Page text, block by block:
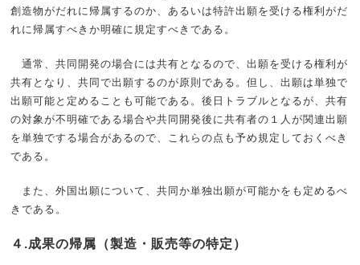
創造物がだれに帰属するのか、あるいは特許出願を受ける権利がだ
れに帰属すべきか明確に規定すべきである。
通常、共同開発の場合には共有となるので、出願を受ける権利が
共有となり、共同で出願するのが原則である。但し、出願は単独で
出願可能と定めることも可能である。後日トラブルとなるが、共有
の対象が不明確である場合や共同開発後に共有者の１人が関連出願
を単独でする場合があるので、これらの点も予め規定しておくべき
である。
また、外国出願について、共同か単独出願が可能かをも定めるべ
きである。
４.成果の帰属（製造・販売等の特定）